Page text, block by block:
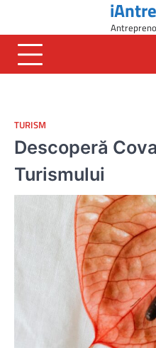
content
TURISM
Descoperă
Turismului